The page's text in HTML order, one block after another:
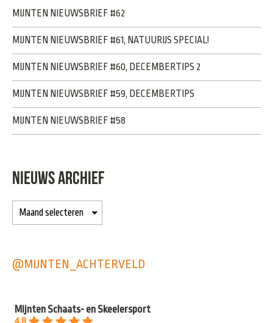
MIJNTEN NIEUWSBRIEF #62
MIJNTEN NIEUWSBRIEF #61, NATUURIJS SPECIAL!
MIJNTEN NIEUWSBRIEF #60, DECEMBERTIPS 2
MIJNTEN NIEUWSBRIEF #59, DECEMBERTIPS
MIJNTEN NIEUWSBRIEF #58
NIEUWS ARCHIEF
@MIJNTEN_ACHTERVELD
Mijnten Schaats- en Skeelersport